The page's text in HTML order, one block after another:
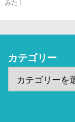
みた！
カテゴリー